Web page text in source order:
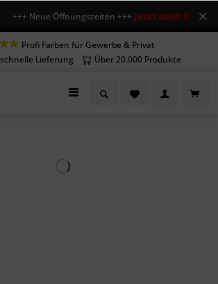
Neue Öffnungszeiten +++Jetzt auch Sa
Profi Farben für Gewerbe & Privat
Lieferung
Über 20.000 Produkte